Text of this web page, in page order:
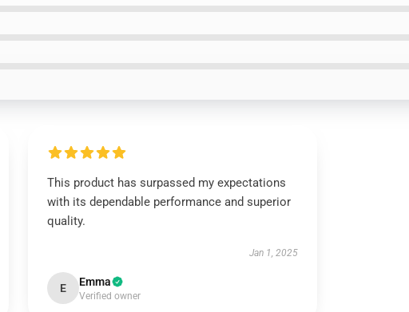
This product has surpassed my expectations
with its dependable performance and superior
quality.
Jan 1, 2025
E Emma
Verified owner